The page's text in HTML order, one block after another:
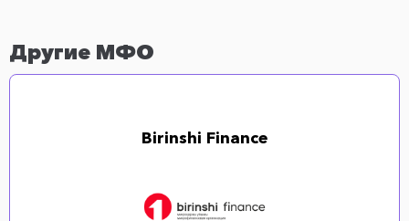
Другие МФО
Birinshi Finance